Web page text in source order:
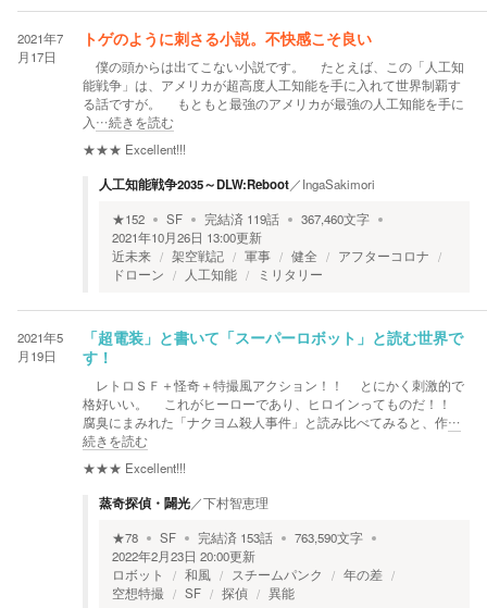
2021年7
月17日
トゲのように刺さる小説。不快感こそ良い
僕の頭からは出てこない小説です。 たとえば、この「人工知
能戦争」は、アメリカが超高度人工知能を手に入れて世界制覇す
る話ですが。 もともと最強のアメリカが最強の人工知能を手に
入 …続きを読む
★★★ Excellent!!!
人工知能戦争2035～DLW:Reboot／IngaSakimori
★152 SF 完結済 119話 367,460文字
2021年10月26日 13:00更新
近未来
架空戦記 軍事 健全
アフターコロナ
ドローン
人工知能 ミリタリー
2021年5
月19日
「超電装」と書いて「スーパーロボット」と読む世界で
す！
レトロＳＦ＋怪奇＋特撮風アクション！！ とにかく刺激的で
格好いい。 これがヒーローであり、ヒロインってものだ！！
腐臭にまみれた「ナクヨム殺人事件」と読み比べてみると、作…
続きを読む
★★★ Excellent!!!
蒸奇探偵・闢光／下村智恵理
★78 SF 完結済 153話 763,590文字
2022年2月23日 20:00更新
ロボット
和風 スチームパンク
年の差
空想特撮
SF 探偵 異能